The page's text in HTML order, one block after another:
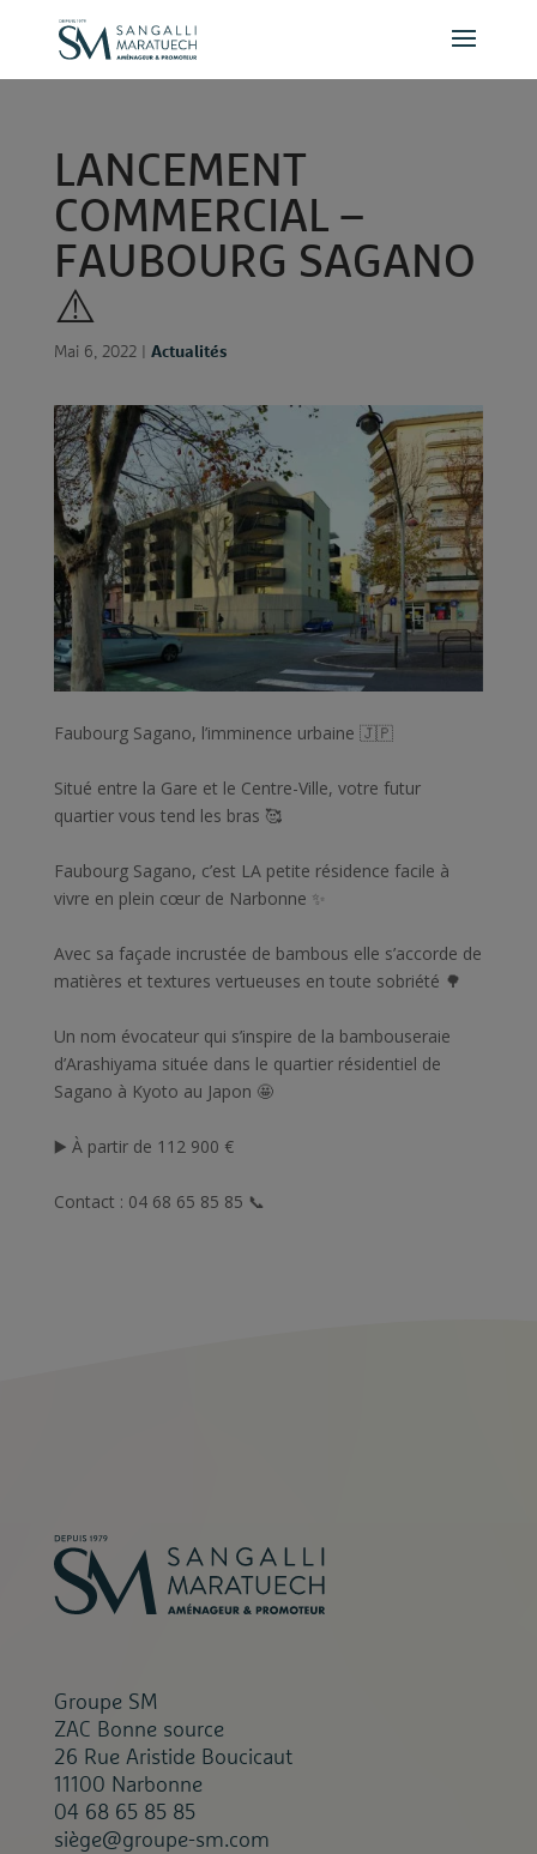
Panneau de gestion des cookies
LANCEMENT
COMMERCIAL –
FAUBOURG SAGANO
⚠️
Mai 6, 2022| Actualités
Faubourg Sagano, l’imminence urbaine 🇯🇵
Situé entre la Gare et le Centre-Ville, votre futur
quartier vous tend les bras 🥰
Faubourg Sagano, c’est LA petite résidence facile à
vivre en plein cœur de Narbonne ✨
Avec sa façade incrustée de bambous elle s’accorde de
matières et textures vertueuses en toute sobriété 🌳
Un nom évocateur qui s’inspire de la bambouseraie
d’Arashiyama située dans le quartier résidentiel de
Sagano à Kyoto au Japon 🤩
▶️ À partir de 112 900 €
Contact : 04 68 65 85 85 📞
Groupe SM
ZAC Bonne source
26 Rue Aristide Boucicaut
11100 Narbonne
04 68 65 85 85
siège@groupe-sm.com